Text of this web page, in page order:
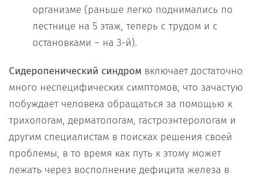
организме (раньше легко поднимались по
лестнице на 5 этаж, теперь с трудом и с
остановками – на 3-й).
Сидеропенический синдром включает достаточно
много неспецифических симптомов, что зачастую
побуждает человека обращаться за помощью к
трихологам, дерматологам, гастроэнтерологам и
другим специалистам в поисках решения своей
проблемы, в то время как путь к этому может
лежать через восполнение дефицита железа в